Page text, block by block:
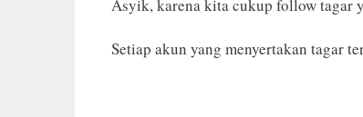
Asyik, karena kita cukup follow tagar
Setiap akun yang menyertakan tagar